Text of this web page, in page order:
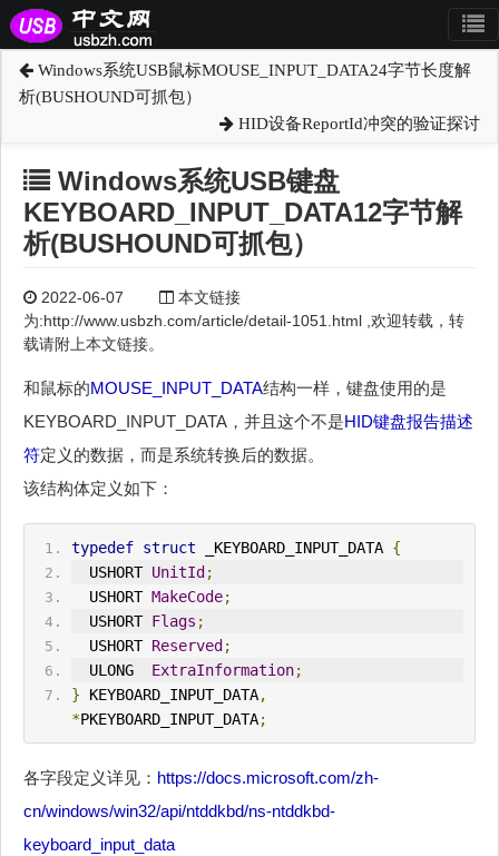
Windows系统USB鼠标MOUSE_INPUT_DATA24字节长度解
析(BUSHOUND可抓包）
HID设备ReportId冲突的验证探讨
Windows系统USB键盘
KEYBOARD_INPUT_DATA12字节解
析(BUSHOUND可抓包）
2022-06-07
本文链接
为:http://www.usbzh.com/article/detail-1051.html ,欢迎转载，转
载请附上本文链接。
和鼠标的MOUSE_INPUT_DATA结构一样，键盘使用的是
KEYBOARD_INPUT_DATA，并且这个不是HID键盘报告描述
符定义的数据，而是系统转换后的数据。
该结构体定义如下：
typedef struct _KEYBOARD_INPUT_DATA {
  USHORT
UnitId ;
  USHORT
MakeCode;
  USHORT
Flags ;
  USHORT
Reserved ;
  ULONG
ExtraInformation;
} KEYBOARD_INPUT_DATA,
*PKEYBOARD_INPUT_DATA;
各字段定义详见： https://docs.microsoft.com/zh-
cn/windows/win32/api/ntddkbd/ns-ntddkbd-
keyboard_input_data